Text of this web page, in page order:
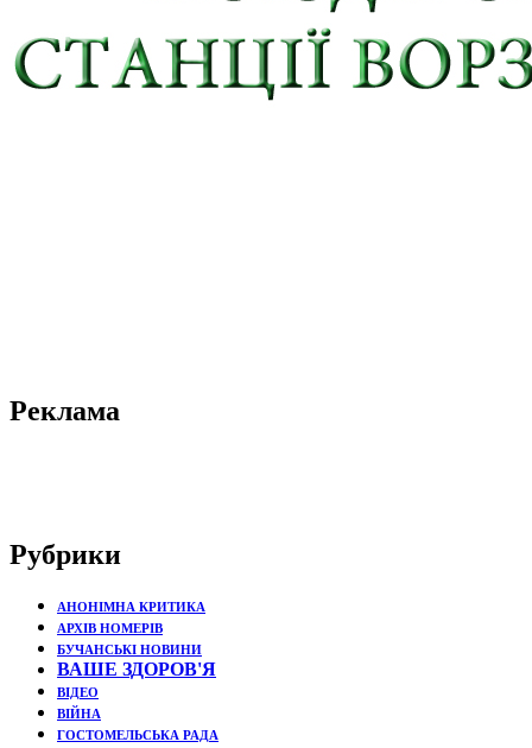
Реклама
Рубрики
АНОНІМНА КРИТИКА
АРХІВ НОМЕРІВ
БУЧАНСЬКІ НОВИНИ
ВАШЕ ЗДОРОВ'Я
ВІДЕО
ВІЙНА
ГОСТОМЕЛЬСЬКА РАДА